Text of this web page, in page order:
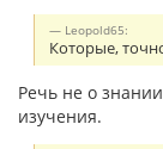
Leopold65:
Которые,
Речь не о
изучения.